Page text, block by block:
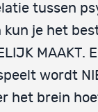
tussen
je het
MAAKT.
wordt
het brein